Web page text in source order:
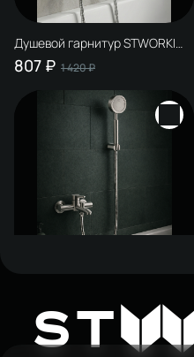
Душевой гарнитур STWORKI
Малвик S49195UCR хром
807 ₽ 1 420 ₽
Малвик S49190S сталь, сатин
846 ₽ 1 480 ₽
ST